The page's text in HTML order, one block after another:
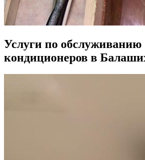
Услуги по обслуживанию
кондиционеров в